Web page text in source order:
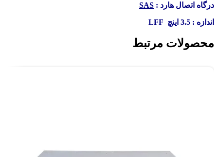
درگاه اتصال هارد : SAS
اندازه : 3.5 اینچ LFF
محصولات مرتبط